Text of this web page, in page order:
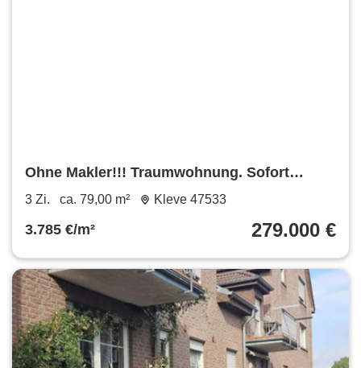
Ohne Makler!!! Traumwohnung. Sofort
einziehen und wohlfühlen.
3 Zi. ca. 79,00 m² Kleve 47533
3.785 €/m² 279.000 €